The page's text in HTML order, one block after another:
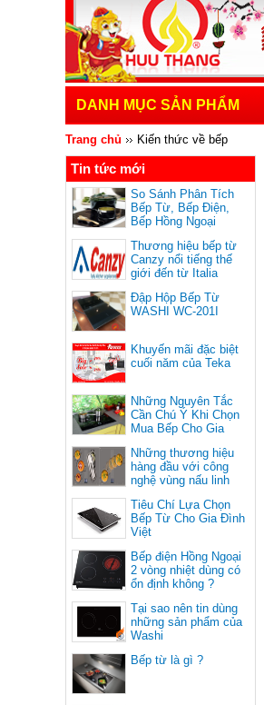
DANH MỤC SẢN PHẨM
Trang chủ Kiến thức về bếp
Tin tức mới
So Sánh Phân Tích
Bếp Từ, Bếp Điện,
Bếp Hồng Ngoại
Thương hiệu bếp từ
Canzy nổi tiếng thế
giới đến từ Italia
Đập Hộp Bếp Từ
WASHI WC-201I
Khuyến mãi đặc biệt
cuối năm của Teka
Những Nguyên Tắc
Cần Chú Ý Khi Chọn
Mua Bếp Cho Gia
Những thương hiệu
hàng đầu với công
nghệ vùng nấu linh
Tiêu Chí Lựa Chọn
Bếp Từ Cho Gia Đình
Việt
Bếp điện Hồng Ngoại
2 vòng nhiệt dùng có
ổn định không ?
Tại sao nên tin dùng
những sản phẩm của
Washi
Bếp từ là gì ?